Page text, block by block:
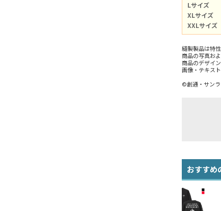
Lサイズ
XLサイズ
XXLサイズ
縫製製品は特
商品の写真お
商品のデザイ
画像・テキス
©創通・サン
おすすめ